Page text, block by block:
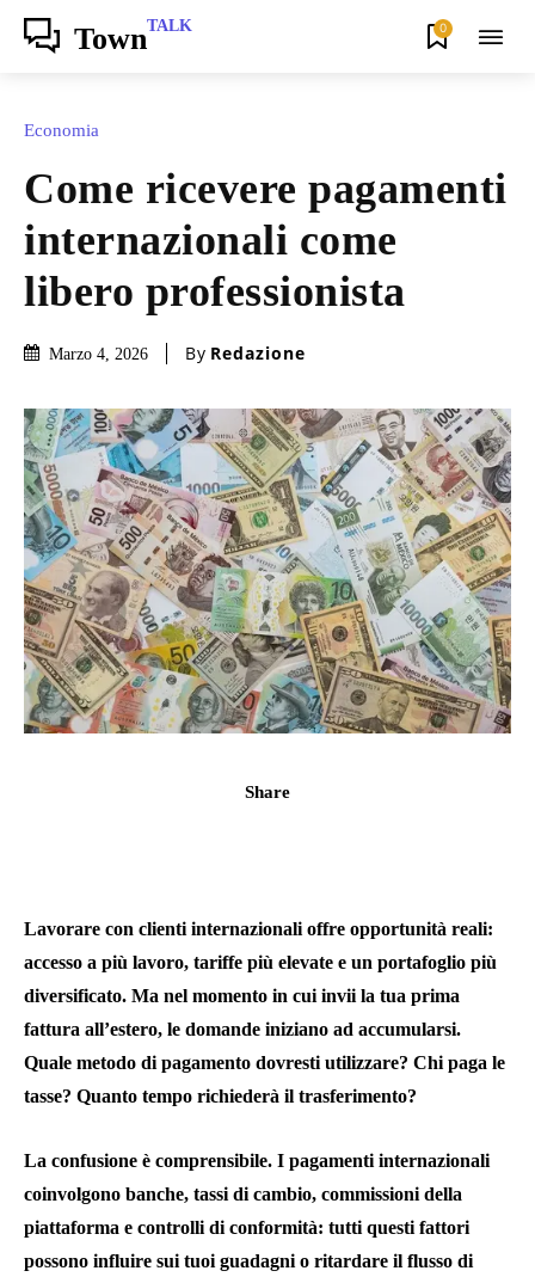
TownTALK 0
Economia
Come ricevere pagamenti
internazionali come
libero professionista
Marzo 4, 2026 By Redazione
Share
Lavorare con clienti internazionali offre opportunità reali:
accesso a più lavoro, tariffe più elevate e un portafoglio più
diversificato. Ma nel momento in cui invii la tua prima
fattura all’estero, le domande iniziano ad accumularsi.
Quale metodo di pagamento dovresti utilizzare? Chi paga le
tasse? Quanto tempo richiederà il trasferimento?
La confusione è comprensibile. I pagamenti internazionali
coinvolgono banche, tassi di cambio, commissioni della
piattaforma e controlli di conformità: tutti questi fattori
possono influire sui tuoi guadagni o ritardare il flusso di